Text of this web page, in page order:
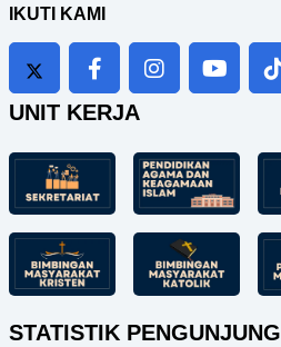
IKUTI KAMI
UNIT KERJA
STATISTIK PENGUNJUNG